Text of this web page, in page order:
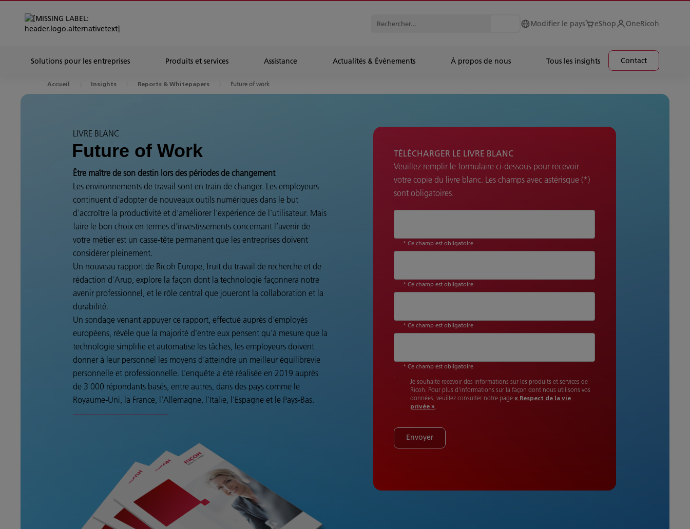
Modifier le pays eShop OneRicoh
Solutions pour les entreprises Produits et services Assistance Actualités & Événements À propos de nous Tous les insights Contact
Accueil Insights Reports & Whitepapers Future of work
LIVRE BLANC
Future of Work
Être maître de son destin lors des périodes de changement
Les environnements de travail sont en train de changer. Les employeurs
continuent d’adopter de nouveaux outils numériques dans le but
d'accroître la productivité et d’améliorer l’expérience de l’utilisateur. Mais
faire le bon choix en termes d'investissements concernant l’avenir de
votre métier est un casse-tête permanent que les entreprises doivent
considérer pleinement.
Un nouveau rapport de Ricoh Europe, fruit du travail de recherche et de
rédaction d’Arup, explore la façon dont la technologie façonnera notre
avenir professionnel, et le rôle central que joueront la collaboration et la
durabilité.
Un sondage venant appuyer ce rapport, effectué auprès d'employés
européens, révèle que la majorité d’entre eux pensent qu’à mesure que la
technologie simplifie et automatise les tâches, les employeurs doivent
donner à leur personnel les moyens d’atteindre un meilleur équilibrevie
personnelle et professionnelle. L’enquête a été réalisée en 2019 auprès
de 3 000 répondants basés, entre autres, dans des pays comme le
Royaume-Uni, la France, l’Allemagne, l’Italie, l’Espagne et le Pays-Bas.
TÉLÉCHARGER LE LIVRE BLANC
Veuillez remplir le formulaire ci-dessous pour recevoir
votre copie du livre blanc. Les champs avec astérisque (*)
sont obligatoires.
* Ce champ est obligatoire
* Ce champ est obligatoire
* Ce champ est obligatoire
* Ce champ est obligatoire
Je souhaite recevoir des informations sur les produits et services de
Ricoh. Pour plus d'informations sur la façon dont nous utilisons vos
données, veuillez consulter notre page« Respect de la vie
privée ».
Envoyer